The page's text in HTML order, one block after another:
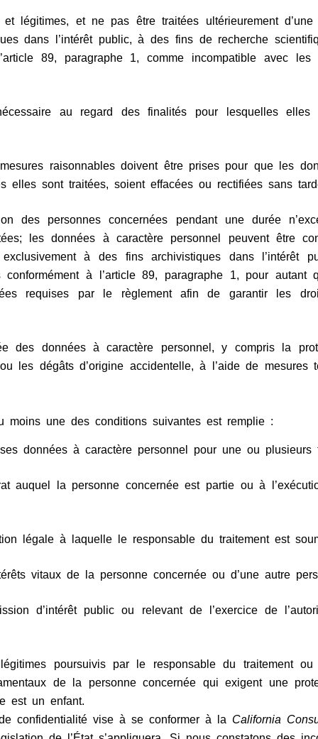
légitimes, et ne pas être traitées ultérieurement
dans l’intérêt public, à des fins de recherche
89, paragraphe 1, comme incompatible avec
au regard des finalités pour lesquelles elles
raisonnables doivent être prises pour que les
elles sont traitées, soient effacées ou rectifiées sans
des personnes concernées pendant une durée
les données à caractère personnel peuvent être
à des fins archivistiques dans l’intérêt
à l’article 89, paragraphe 1, pour
requises par le règlement afin de garantir les
des données à caractère personnel, y compris la
les dégâts d’origine accidentelle, à l’aide de mesures
une des conditions suivantes est remplie :
données à caractère personnel pour une ou plusieurs
auquel la personne concernée est partie ou à
légale à laquelle le responsable du traitement est
vitaux de la personne concernée ou d’une autre
d’intérêt public ou relevant de l’exercice de
poursuivis par le responsable du traitement
de la personne concernée qui exigent une
est un enfant.
confidentialité vise à se conformer à la California